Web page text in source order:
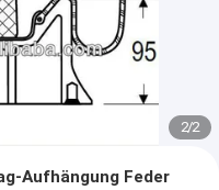
2/2
Aufhängung Feder